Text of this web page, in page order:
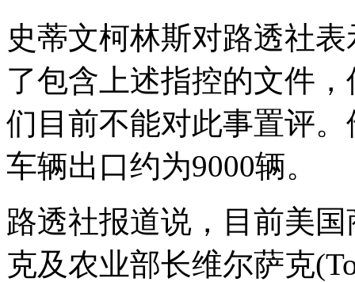
史蒂文柯林斯对路透社
了包含上述指控的文件
们目前不能对此事置评
车辆出口约为9000辆。
路透社报道说，目前美
克及农业部长维尔萨克